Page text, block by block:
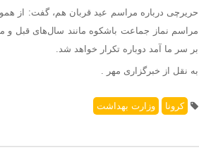
حریرچی درباره مراسم عید قربان هم، گفت: از
مراسم نماز جماعت باشکوه مانند سال‌های قبل و
بر سر ما آمد دوباره تکرار خواهد شد.
به نقل از خبرگزاری مهر .
کرونا وزارت بهداشت